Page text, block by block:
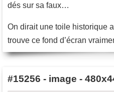
dés sur sa faux…
On dirait une toile historique
trouve ce fond d’écran
#15256 - image -